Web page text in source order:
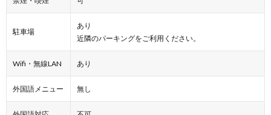
駐車場
あり
近隣のパーキングをご利用ください。
Wifi・無線LAN あり
外国語メニュー 無し